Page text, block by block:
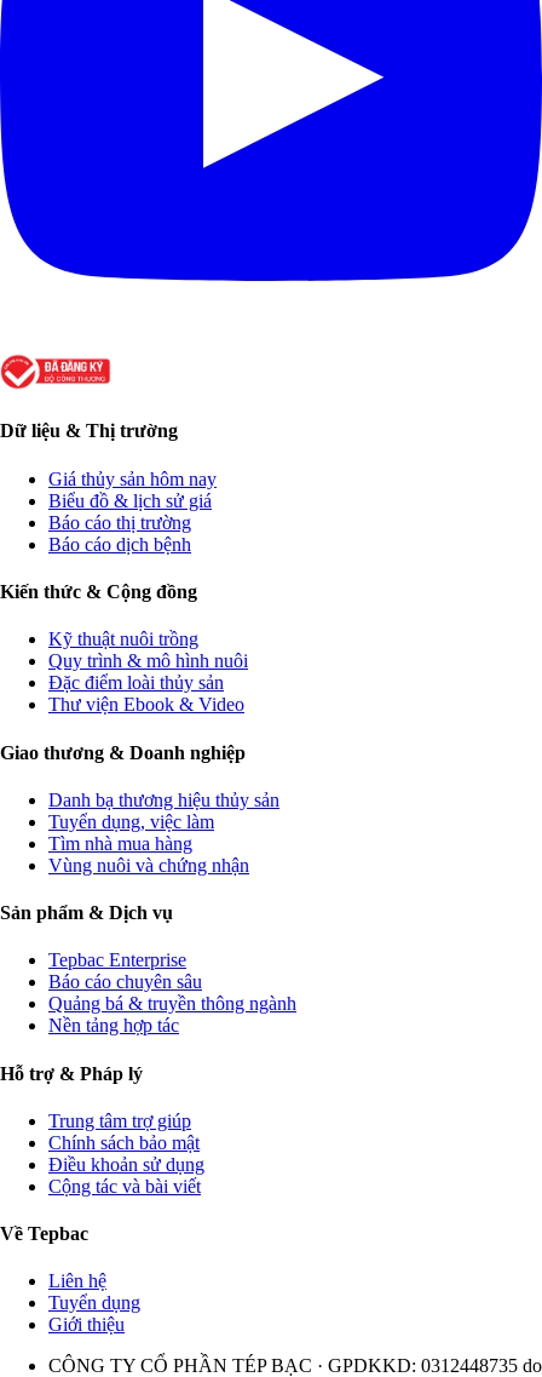
Dữ liệu & Thị trường
Giá thủy sản hôm nay
Biểu đồ & lịch sử giá
Báo cáo thị trường
Báo cáo dịch bệnh
Kiến thức & Cộng đồng
Kỹ thuật nuôi trồng
Quy trình & mô hình nuôi
Đặc điểm loài thủy sản
Thư viện Ebook & Video
Giao thương & Doanh nghiệp
Danh bạ thương hiệu thủy sản
Tuyển dụng, việc làm
Tìm nhà mua hàng
Vùng nuôi và chứng nhận
Sản phẩm & Dịch vụ
Tepbac Enterprise
Báo cáo chuyên sâu
Quảng bá & truyền thông ngành
Nền tảng hợp tác
Hỗ trợ & Pháp lý
Trung tâm trợ giúp
Chính sách bảo mật
Điều khoản sử dụng
Cộng tác và bài viết
Về Tepbac
Liên hệ
Tuyển dụng
Giới thiệu
CÔNG TY CỔ PHẦN TÉP BẠC · GPDKKD: 0312448735 do